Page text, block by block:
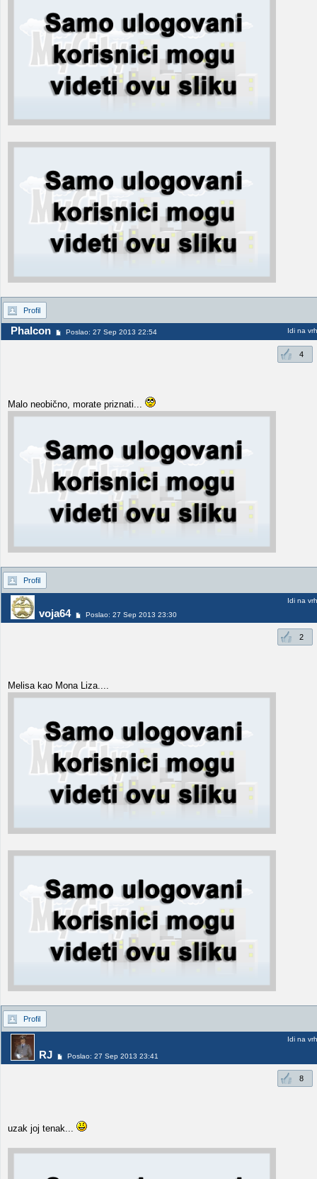
Profil
Phalcon Poslao: 27 Sep 2013 22:54 Idi na vrh
4
Malo neobično, morate priznati...
Profil
voja64 Poslao: 27 Sep 2013 23:30
Idi na vrh
2
Melisa kao Mona Liza....
Profil
RJ Poslao: 27 Sep 2013 23:41
Idi na vrh
8
uzak joj tenak...